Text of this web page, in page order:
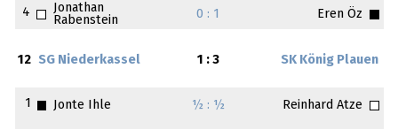
4
Jonathan
Rabenstein
0 : 1 Eren Öz
12 SG Niederkassel 1 : 3 SK König Plauen
1 Jonte Ihle ½ : ½ Reinhard Atze